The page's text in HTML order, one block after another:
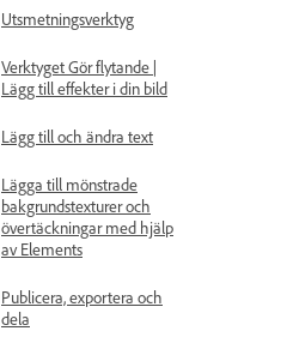
Utsmetningsverktyg
Verktyget Gör flytande |
Lägg till effekter i din bild
Lägg till och ändra text
Lägga till mönstrade
bakgrundstexturer och
övertäckningar med hjälp
av Elements
Publicera, exportera och
dela